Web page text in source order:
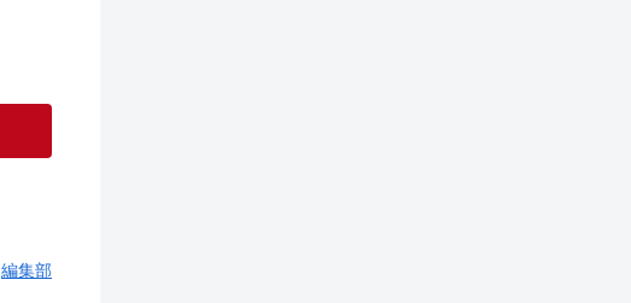
編集部